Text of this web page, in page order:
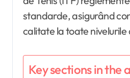
standarde, asigurând
calitate la toate nivelurile
Key sections in the